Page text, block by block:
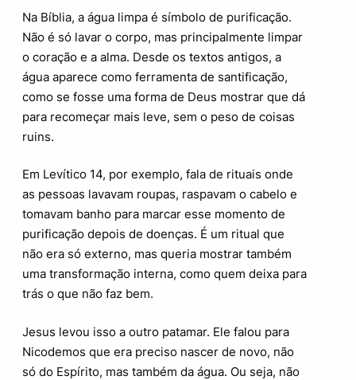
Na Bíblia, a água limpa é símbolo de purificação.
Não é só lavar o corpo, mas principalmente limpar
o coração e a alma. Desde os textos antigos, a
água aparece como ferramenta de santificação,
como se fosse uma forma de Deus mostrar que dá
para recomeçar mais leve, sem o peso de coisas
ruins.
Em Levítico 14, por exemplo, fala de rituais onde
as pessoas lavavam roupas, raspavam o cabelo e
tomavam banho para marcar esse momento de
purificação depois de doenças. É um ritual que
não era só externo, mas queria mostrar também
uma transformação interna, como quem deixa para
trás o que não faz bem.
Jesus levou isso a outro patamar. Ele falou para
Nicodemos que era preciso nascer de novo, não
só do Espírito, mas também da água. Ou seja, não